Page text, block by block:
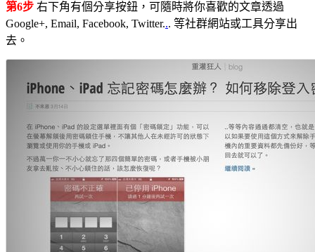
第6步 右下角有個分享按鈕，可隨時將你喜歡的文章透過
Google+, Email, Facebook, Twitter... 等社群網站或工具分享出
去。